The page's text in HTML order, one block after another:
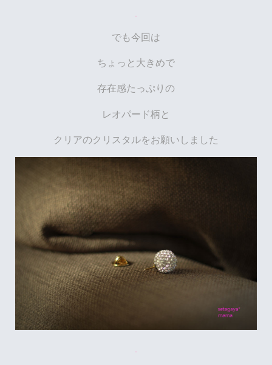
でも今回は
ちょっと大きめで
存在感たっぷりの
レオパード柄と
クリアのクリスタルをお願いしました